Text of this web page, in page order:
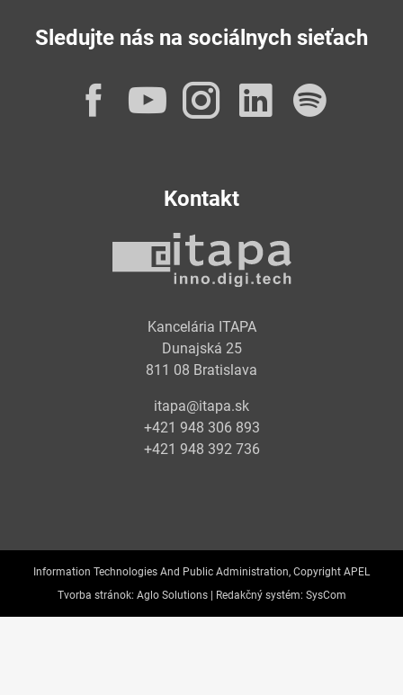
Sledujte nás na sociálnych sieťach
Facebook
YouTube
Instagram
Kontakt
Kancelária ITAPA
Dunajská 25
811 08 Bratislava
itapa@itapa.sk
+421 948 306 893
+421 948 392 736
Information Technologies And Public Administration, Copyright APEL
Tvorba stránok: Aglo Solutions | Redakčný systém: SysCom